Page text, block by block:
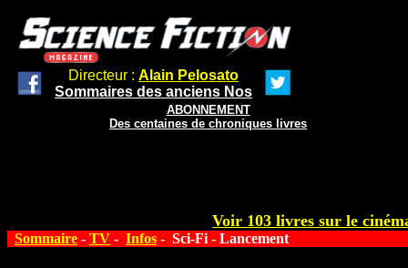
Directeur : Alain Pelosato
Sommaires des anciens Nos
ABONNEMENT
Des centaines de chroniques livres
Voir 103 livres sur le
Sommaire - TV - Infos - Sci-Fi - Lancement